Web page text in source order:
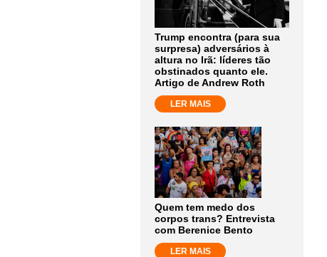
Trump encontra (para sua
surpresa) adversários à
altura no Irã: líderes tão
obstinados quanto ele.
Artigo de Andrew Roth
LER MAIS
Quem tem medo dos
corpos trans? Entrevista
com Berenice Bento
LER MAIS